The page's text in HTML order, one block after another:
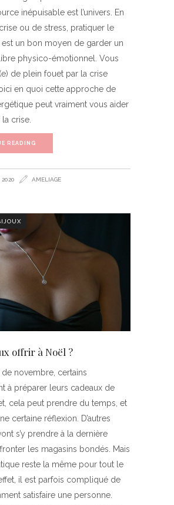
inépuisable est l’univers. En
ou de stress, pratiquer le
est un bon moyen de garder un
physico-émotionnel. Vous
de plein fouet par la crise
en quoi cette approche de
peut vraiment vous aider
crise.
READING
AMELIAGE
offrir à Noël ?
novembre, certains
à préparer leurs cadeaux de
cela peut prendre du temps, et
certaine réflexion. D’autres
s’y prendre à la dernière
les magasins bondés. Mais
reste la même pour tout le
il est parfois compliqué de
satisfaire une personne.